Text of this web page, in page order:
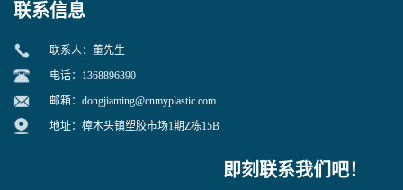
联系信息
联系人：董先生
电话：1368896390
邮箱： dongjiaming@cnmyplastic.com
地址：樟木头镇塑胶市场1期Z栋15B
即刻联系我们吧！